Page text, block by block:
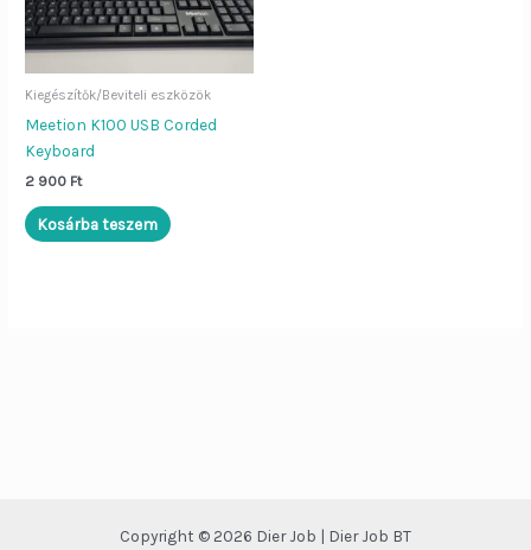
Kiegészítők/Beviteli eszközök
Meetion K100 USB Corded
Keyboard
2 900 Ft
Kosárba teszem
Copyright © 2026 Dier Job | Dier Job BT
Dier Job asszisztens
„Lenovo L570”), vagy kérdezd:
„Nyitvatartás”, „ÁSZF”, „Adatvédelem”.